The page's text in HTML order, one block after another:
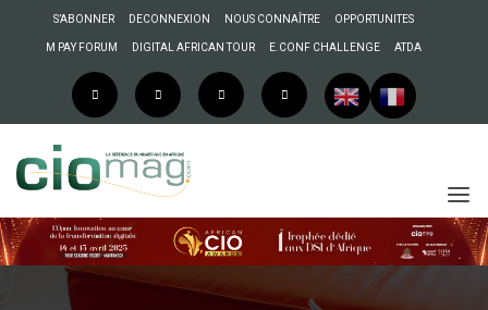
S’ABONNER DECONNEXION NOUS CONNAÎTRE OPPORTUNITES
M PAY FORUM DIGITAL AFRICAN TOUR E.CONF CHALLENGE ATDA